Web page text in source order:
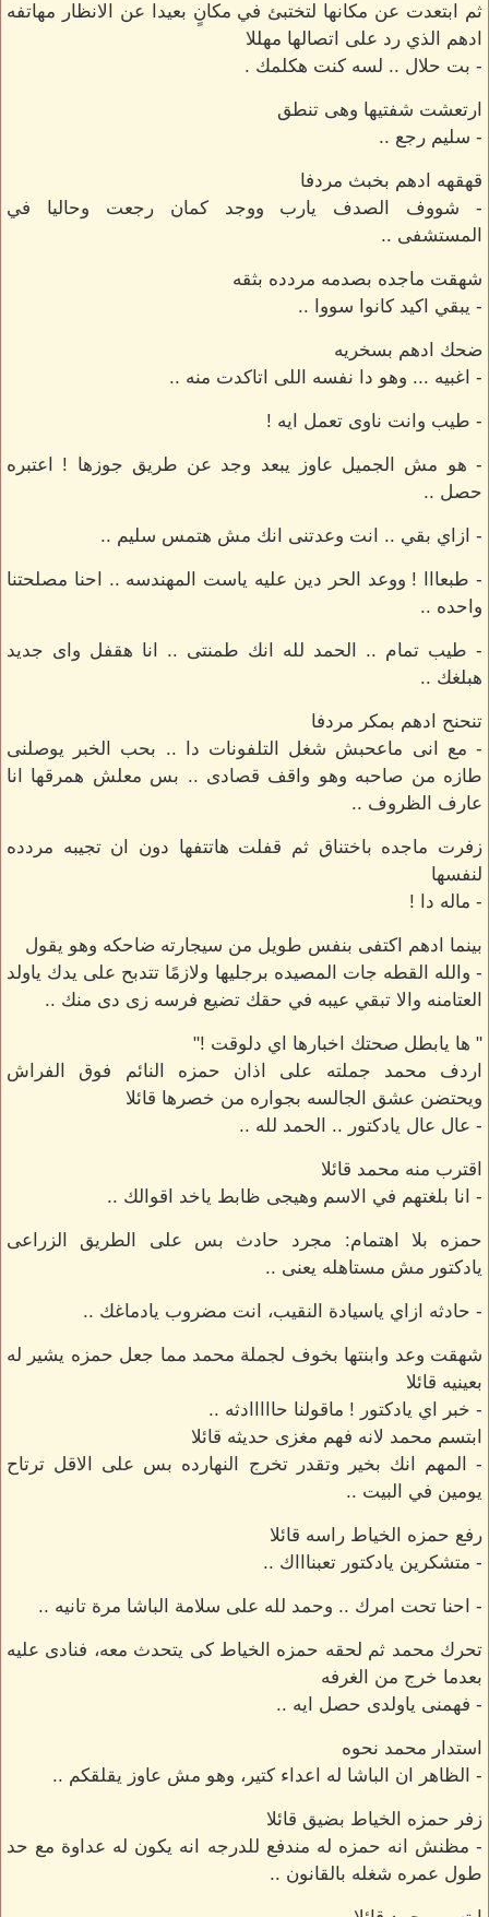
ثم ابتعدت عن مكانها لتختبئ في مكانٍ بعيدا عن الانظار مهاتفه
ادهم الذي رد على اتصالها مهللا
- بت حلال .. لسه كنت هكلمك .
ارتعشت شفتيها وهى تنطق
- سليم رجع ..
قهقهه ادهم بخبث مردفا
- شووف الصدف يارب ووجد كمان رجعت وحاليا في
المستشفى ..
شهقت ماجده بصدمه مردده بثقه
- يبقي اكيد كانوا سووا ..
ضحك ادهم بسخريه
- اغبيه ... وهو دا نفسه اللى اتاكدت منه ..
- طيب وانت ناوى تعمل ايه !
- هو مش الجميل عاوز يبعد وجد عن طريق جوزها ! اعتبره
حصل ..
- ازاي بقي .. انت وعدتنى انك مش هتمس سليم ..
- طبعااا ! ووعد الحر دين عليه ياست المهندسه .. احنا مصلحتنا
واحده ..
- طيب تمام .. الحمد لله انك طمنتى .. انا هقفل واى جديد
هبلغك ..
تنحنح ادهم بمكر مردفا
- مع انى ماعحبش شغل التلفونات دا .. بحب الخبر يوصلنى
طازه من صاحبه وهو واقف قصادى .. بس معلش همرقها انا
عارف الظروف ..
زفرت ماجده باختناق ثم قفلت هاتتفها دون ان تجيبه مردده
لنفسها
- ماله دا !
بينما ادهم اكتفى بنفس طويل من سيجارته ضاحكه وهو يقول
- والله القطه جات المصيده برجليها ولازمًا تتدبح على يدك ياولد
العتامنه والا تبقي عيبه في حقك تضيع فرسه زى دى منك ..
" ها يابطل صحتك اخبارها اي دلوقت !"
اردف محمد جملته على اذان حمزه النائم فوق الفراش
ويحتضن عشق الجالسه بجواره من خصرها قائلا
- عال عال يادكتور .. الحمد لله ..
اقترب منه محمد قائلا
- انا بلغتهم في الاسم وهيجى ظابط ياخد اقوالك ..
حمزه بلا اهتمام: مجرد حادث بس على الطريق الزراعى
يادكتور مش مستاهله يعنى ..
- حادثه ازاي ياسيادة النقيب، انت مضروب يادماغك ..
شهقت وعد وابنتها بخوف لجملة محمد مما جعل حمزه يشير له
بعينيه قائلا
- خبر اي يادكتور ! ماقولنا حااااادثه ..
ابتسم محمد لانه فهم مغزى حديثه قائلا
- المهم انك بخير وتقدر تخرج النهارده بس على الاقل ترتاح
يومين في البيت ..
رفع حمزه الخياط راسه قائلا
- متشكرين يادكتور تعبناااك ..
- احنا تحت امرك .. وحمد لله على سلامة الباشا مرة تانيه ..
تحرك محمد ثم لحقه حمزه الخياط كى يتحدث معه، فنادى عليه
بعدما خرج من الغرفه
- فهمنى ياولدى حصل ايه ..
استدار محمد نحوه
- الظاهر ان الباشا له اعداء كتير، وهو مش عاوز يقلقكم ..
زفر حمزه الخياط بضيق قائلا
- مظنش انه حمزه له مندفع للدرجه انه يكون له عداوة مع حد
طول عمره شغله بالقانون ..